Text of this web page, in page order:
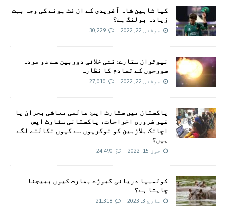
کیا شاہین شاہ آفریدی کے ان فٹ ہونے کی وجہ بہت
زیادہ بولنگ ہے؟
جولائی 22, 2022 30,229
نیوٹران ستارے: نئی خلائی دوربین سے دو مردہ
سورجوں کے تصادم کا نظارہ
جولائی 22, 2022 27,010
پاکستان میں سٹارٹ اپس: عالمی معاشی بحران یا
غیر ضروری اخراجات، پاکستانی سٹارٹ اپس
اچانک ملازمین کو نوکریوں سے کیوں نکالنے لگے
ہیں؟
جون 15, 2022 24,490
کولمبیا دریائی گھوڑے بھارت کیوں بھیجنا
چاہتا ہے؟
مارچ 3, 2023 21,318